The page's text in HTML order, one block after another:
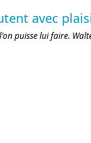
puisse lui faire.